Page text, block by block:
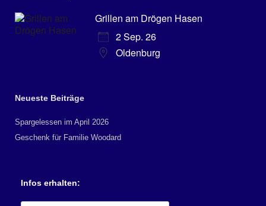
Grillen am Drögen Hasen
2 Sep. 26
Oldenburg
Neueste Beiträge
Spargelessen im April 2026
Geschenk für Familie Woodard
Infos erhalten: